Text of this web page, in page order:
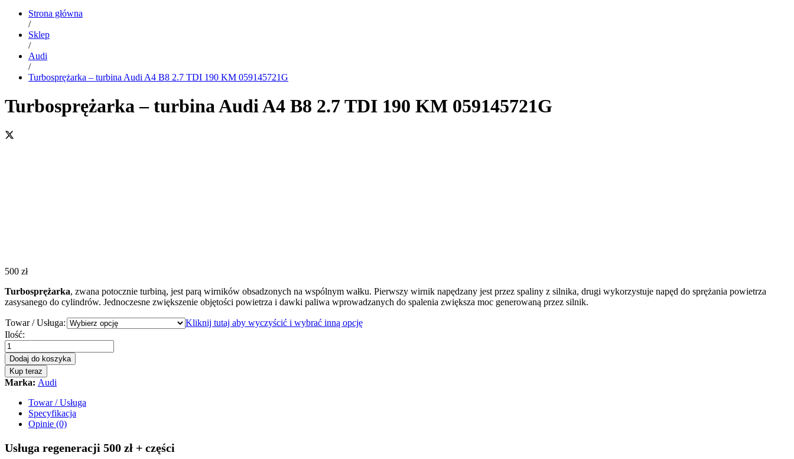
Strona główna
/
Sklep
/
Audi
/
Turbosprężarka – turbina Audi A4 B8 2.7 TDI 190 KM 059145721G
Turbosprężarka – turbina Audi A4 B8 2.7 TDI 190 KM 059145721G
500 zł
Turbosprężarka, zwana potocznie turbiną, jest parą wirników obsadzonych na wspólnym wałku. Pierwszy wirnik napędzany jest przez spaliny z silnika, drugi wykorzystuje napęd do sprężania powietrza
zasysanego do cylindrów. Jednoczesne zwiększenie objętości powietrza i dawki paliwa wprowadzanych do spalenia zwiększa moc generowaną przez silnik.
Towar / Usługa:
Kliknij tutaj aby wyczyścić i wybrać inną opcję
Turbosprężarka
turbina
Audi
A4
B8
quantity
Ilość:
Dodaj do koszyka
Kup teraz
Marka: Audi
Towar / Usługa
Specyfikacja
Opinie (0)
Usługa regeneracji 500 zł + części